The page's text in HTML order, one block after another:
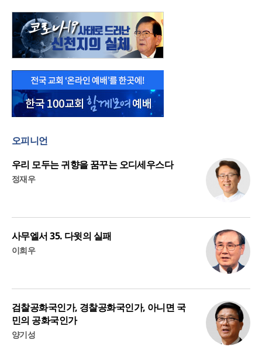
오피니언
우리 모두는 귀향을 꿈꾸는 오디세우스다
정재우
사무엘서 35. 다윗의 실패
이희우
검찰공화국인가, 경찰공화국인가, 아니면 국
민의 공화국인가
양기성